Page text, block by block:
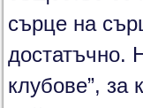
сърце на
достатъчно.
клубове”, за